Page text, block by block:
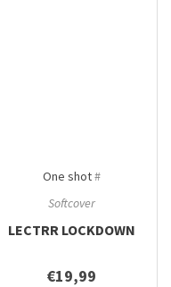
One shot#
Softcover
LECTRR LOCKDOWN
€19,99